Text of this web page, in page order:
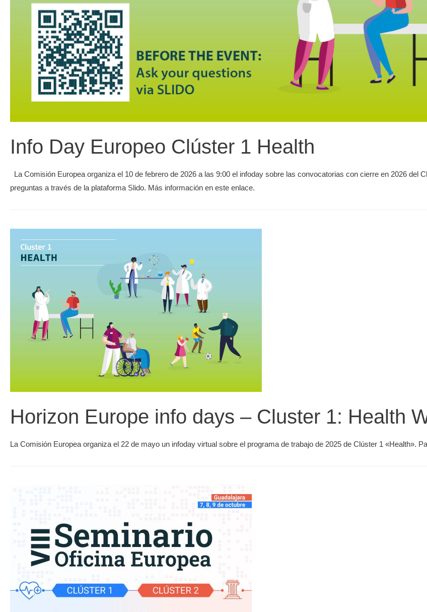
Info Day Europeo Clúster 1 Health
La Comisión Europea organiza el 10 de febrero de 2026 a las 9:00 el infoday sobre las convocatorias con cierre en 2026 del
preguntas a través de la plataforma Slido. Más información en este enlace.
Horizon Europe info days – Cluster 1: Health
La Comisión Europea organiza el 22 de mayo un infoday virtual sobre el programa de trabajo de 2025 de Clúster 1 «Health».